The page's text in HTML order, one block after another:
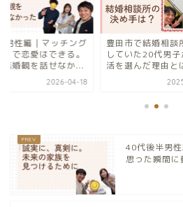
市で結婚相談所を探
いた20代男子がサチ
選んだ理由とは？...
2025-08-05
50代男性編｜年齢
させない爽やかさ
さ。行動力が導い
40代後半男
思った瞬間